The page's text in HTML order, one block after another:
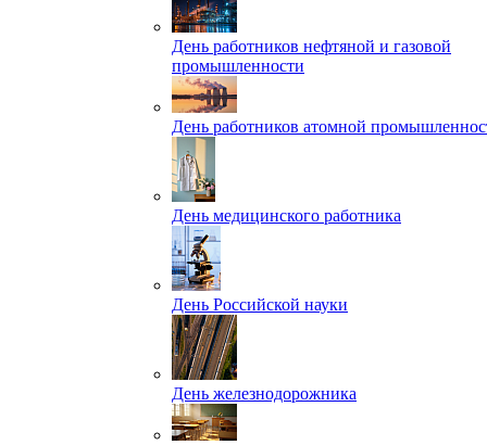
День работников нефтяной и газовой
промышленности
День работников атомной
День медицинского работника
День Российской науки
День железнодорожника